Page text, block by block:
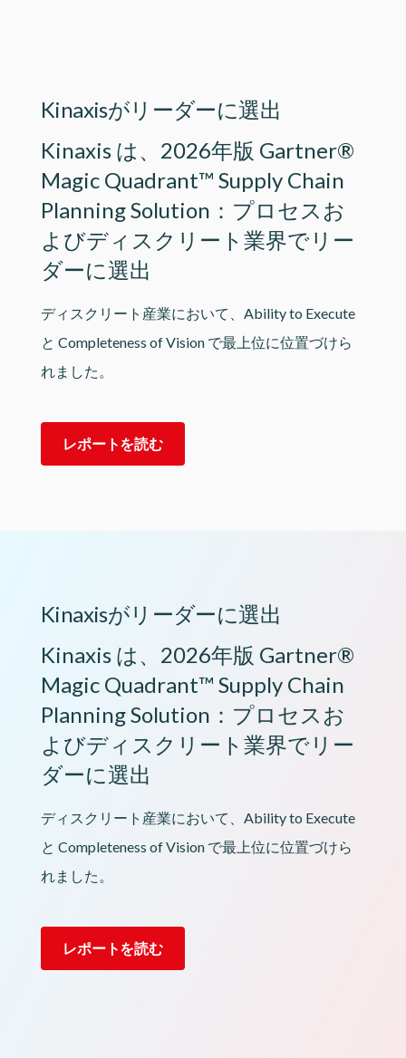
Kinaxisがリーダーに選出
Kinaxis は、2026年版 Gartner®
Magic Quadrant™ Supply Chain
Planning Solution：プロセスお
よびディスクリート業界でリー
ダーに選出
ディスクリート産業において、Ability to Execute
と Completeness of Vision で最上位に位置づけら
れました。
レポートを読む
Kinaxisがリーダーに選出
Kinaxis は、2026年版 Gartner®
Magic Quadrant™ Supply Chain
Planning Solution：プロセスお
よびディスクリート業界でリー
ダーに選出
ディスクリート産業において、Ability to Execute
と Completeness of Vision で最上位に位置づけら
れました。
レポートを読む